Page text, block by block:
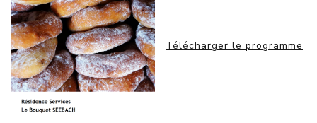
Télécharger le programme